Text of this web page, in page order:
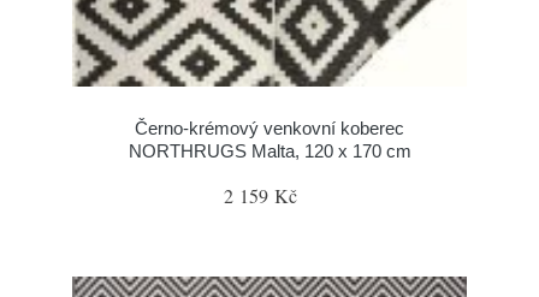
Černo-krémový venkovní koberec
NORTHRUGS Malta, 120 x 170 cm
2 159 Kč